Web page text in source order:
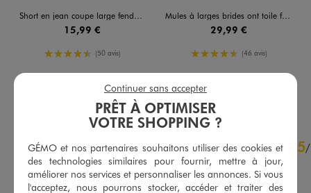
Short en jean coupe large fendu sur les côtés femme
15,99 €
4.5/5 de moyenne
(50 avis)
AU PANIER
Mules à larges brides ont toile femme - 5 Miles
29,99 €
4.5/5 de moyenne
(46 avis)
4.8/5 5/
Avis vérifié et récompensé
au top !
PRÊT À OPTIMISER
VOTRE SHOPPING ?
GÉMO et nos partenaires souhaitons utiliser des cookies et
des technologies similaires pour fournir, mettre à jour,
améliorer nos services et personnaliser les annonces. Si vous
l'acceptez, nous pourrons stocker, accéder et traiter des
Continuer sans accepter